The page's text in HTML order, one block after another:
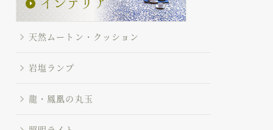
天然ムートン・クッション
岩塩ランプ
龍・鳳凰の丸玉